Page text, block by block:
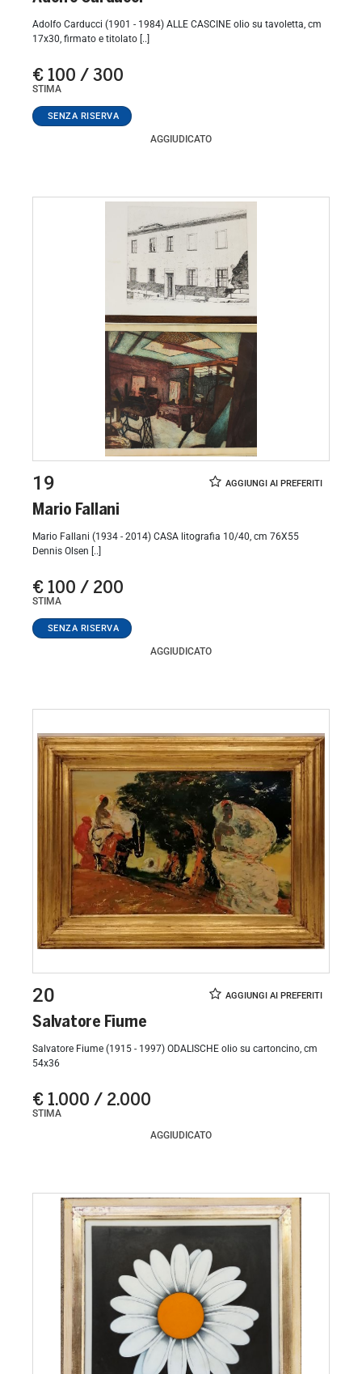
Adolfo Carducci (1901 - 1984) ALLE CASCINE olio su tavoletta, cm
17x30, firmato e titolato [..]
€ 100 / 300
STIMA
AGGIUDICATO
19
Mario Fallani
Mario Fallani (1934 - 2014) CASA litografia 10/40, cm 76X55
Dennis Olsen [..]
€ 100 / 200
STIMA
AGGIUDICATO
20
Salvatore Fiume
Salvatore Fiume (1915 - 1997) ODALISCHE olio su cartoncino, cm
54x36
€ 1.000 / 2.000
STIMA
AGGIUDICATO